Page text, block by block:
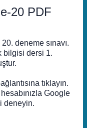
20 PDF
deneme sınavı.
bilgisi dersi 1.
tıklayın.
Google
deneyin.